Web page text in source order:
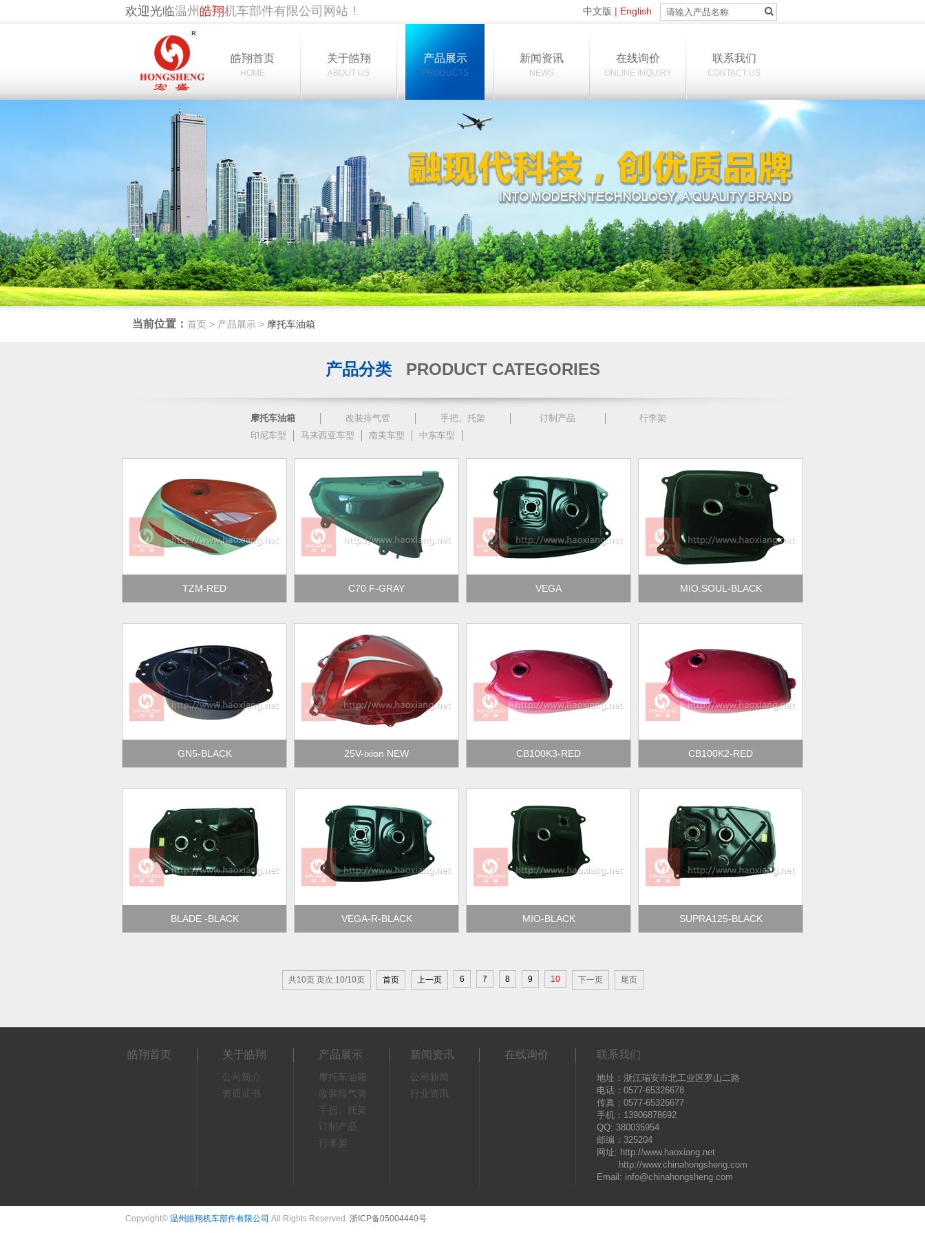
欢迎光临温州 皓翔机车部件有限公司网站！ 中文版 | English
皓翔首页
HOME
关于皓翔
ABOUT US
产品展示
PRODUCTS
新闻资讯
NEWS
在线询价
ONLINE INQUIRY
联系我们
CONTACT US
当前位置： 首页 > 产品展示 > 摩托车油箱
产品分类 PRODUCT CATEGORIES
摩托车油箱
印尼车型
马来西亚车型 南美车型 中东车型
改装排气管 手把、托架 订制产品 行李架
TZM-RED C70.F-GRAY VEGA MIO.SOUL-BLACK
GN5-BLACK 25V-ixion NEW CB100K3-RED CB100K2-RED
BLADE -BLACK VEGA-R-BLACK MIO-BLACK SUPRA125-BLACK
共10页 页次:10/10页 首页 上一页 6 7 8 9 10 下一页 尾页
皓翔首页 关于皓翔
公司简介
资质证书
产品展示
摩托车油箱
改装排气管
手把、托架
订制产品
行李架
新闻资讯
公司新闻
行业资讯
在线询价 联系我们
地址：浙江瑞安市北工业区罗山二路
电话：0577-65326678
传真：0577-65326677
手机：13906878692
QQ: 380035954
邮编：325204
网址: http://www.haoxiang.net
http://www.chinahongsheng.com
Email: info@chinahongsheng.com
Copyright© 温州皓翔机车部件有限公司 All Rights Reserved. 浙ICP备05004440号